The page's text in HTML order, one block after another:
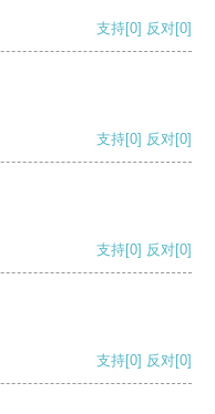
支持[0] 反对[0]
支持[0] 反对[0]
支持[0] 反对[0]
支持[0] 反对[0]